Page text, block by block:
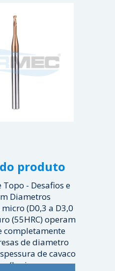
produto
Topo - Desafios e
Diametros
(D0,3 a D3,0
(55HRC) operam
completamente
de diametro
de cavaco
(hmi...